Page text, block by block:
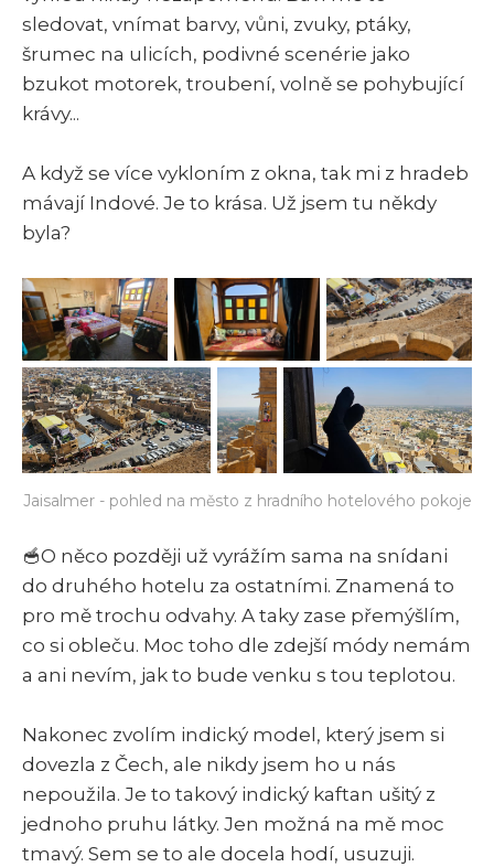
sledovat, vnímat barvy, vůni, zvuky, ptáky,
šrumec na ulicích, podivné scenérie jako
bzukot motorek, troubení, volně se pohybující
krávy...
A když se více vykloním z okna, tak mi z hradeb
mávají Indové. Je to krása. Už jsem tu někdy
byla?
Jaisalmer - pohled na město z hradního hotelového pokoje
🥣O něco později už vyrážím sama na snídani
do druhého hotelu za ostatními. Znamená to
pro mě trochu odvahy. A taky zase přemýšlím,
co si obleču. Moc toho dle zdejší módy nemám
a ani nevím, jak to bude venku s tou teplotou.
Nakonec zvolím indický model, který jsem si
dovezla z Čech, ale nikdy jsem ho u nás
nepoužila. Je to takový indický kaftan ušitý z
jednoho pruhu látky. Jen možná na mě moc
tmavý. Sem se to ale docela hodí, usuzuji.